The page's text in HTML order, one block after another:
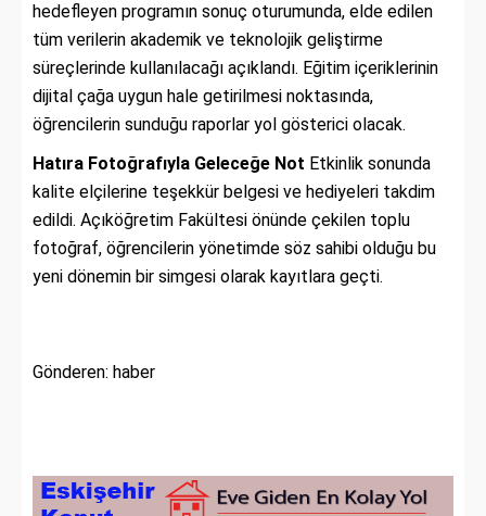
hedefleyen programın sonuç oturumunda, elde edilen
tüm verilerin akademik ve teknolojik geliştirme
süreçlerinde kullanılacağı açıklandı. Eğitim içeriklerinin
dijital çağa uygun hale getirilmesi noktasında,
öğrencilerin sunduğu raporlar yol gösterici olacak.
Hatıra Fotoğrafıyla Geleceğe Not Etkinlik sonunda
kalite elçilerine teşekkür belgesi ve hediyeleri takdim
edildi. Açıköğretim Fakültesi önünde çekilen toplu
fotoğraf, öğrencilerin yönetimde söz sahibi olduğu bu
yeni dönemin bir simgesi olarak kayıtlara geçti.
Gönderen: haber